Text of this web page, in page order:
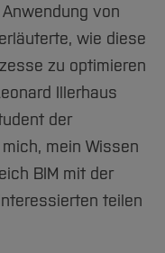
von
wie diese
zu optimieren
Illerhaus
der
mein Wissen
BIM mit der
teilen